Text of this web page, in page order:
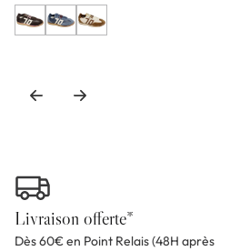
Livraison offerte*
Dès 60€ en Point Relais (48H après